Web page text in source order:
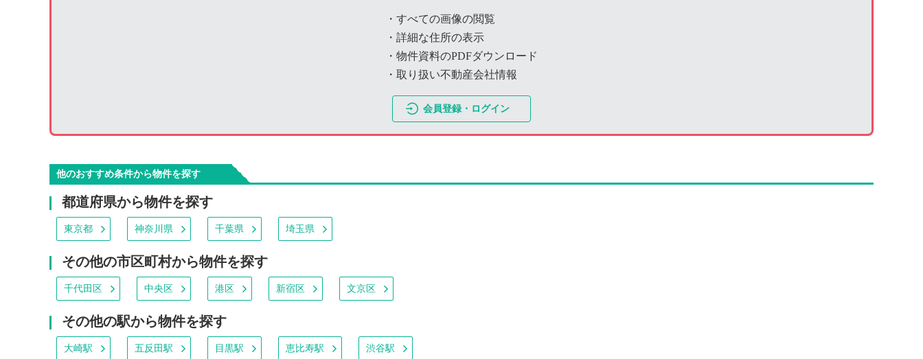
・すべての画像の閲覧
・詳細な住所の表示
・物件資料のPDFダウンロード
・取り扱い不動産会社情報
会員登録・ログイン
他のおすすめ条件から物件を探す
都道府県から物件を探す
東京都 神奈川県 千葉県 埼玉県
その他の市区町村から物件を探す
千代田区 中央区 港区 新宿区 文京区
その他の駅から物件を探す
大崎駅 五反田駅 目黒駅 恵比寿駅 渋谷駅